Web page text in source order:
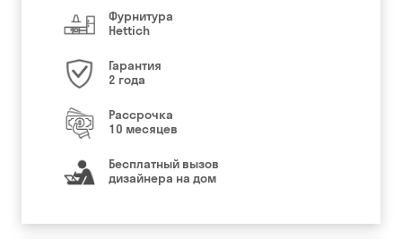
Фурнитура
Hettich
Гарантия
2 года
Рассрочка
10 месяцев
Бесплатный вызов
дизайнера на дом